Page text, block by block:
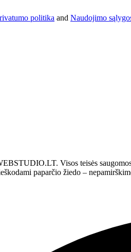
politika and Naudojimo
Visos teisės
paparčio žiedo –